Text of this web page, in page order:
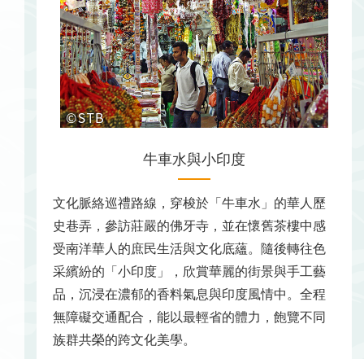
牛車水與小印度
文化脈絡巡禮路線，穿梭於「牛車水」的華人歷
史巷弄，參訪莊嚴的佛牙寺，並在懷舊茶樓中感
受南洋華人的庶民生活與文化底蘊。隨後轉往色
采繽紛的「小印度」，欣賞華麗的街景與手工藝
品，沉浸在濃郁的香料氣息與印度風情中。全程
無障礙交通配合，能以最輕省的體力，飽覽不同
族群共榮的跨文化美學。